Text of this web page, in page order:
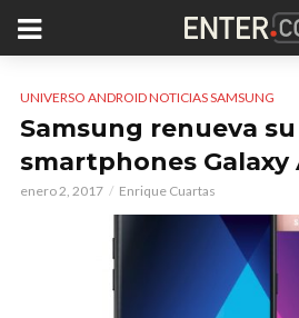
UNIVERSO ANDROID NOTICIAS SAMSUNG
Samsung renueva
smartphones Galaxy
enero 2, 2017 Enrique Cuartas